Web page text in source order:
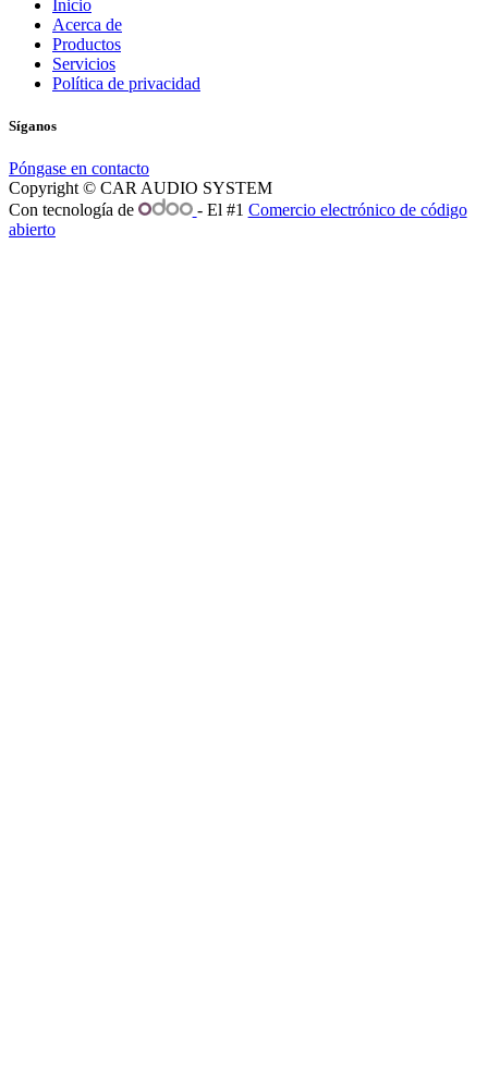
Inicio
Acerca de
Productos
Servicios
Política de privacidad
Síganos
Póngase en contacto
Copyright © CAR AUDIO SYSTEM
Con tecnología de
- El #1 Comercio electrónico de código
abierto